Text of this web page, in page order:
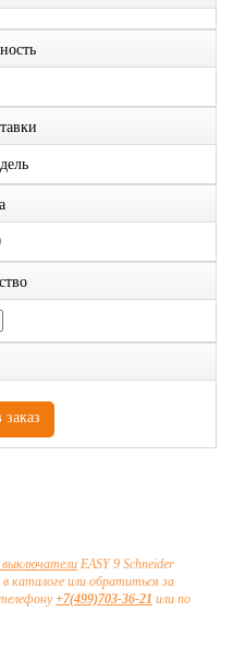
EASY 9 Schneider
каталоге или обратиться за
+7(499)703-36-21 или по